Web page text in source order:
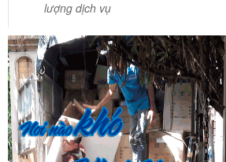
Công ty Khôi Nguyên chuyển hàng
gói rất cẩn thận. Cô rất hài lòng